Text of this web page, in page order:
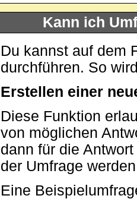
Kann ich
Du kannst auf dem
durchführen. So
Erstellen einer
Diese Funktion
von möglichen
dann für die
der Umfrage
Eine